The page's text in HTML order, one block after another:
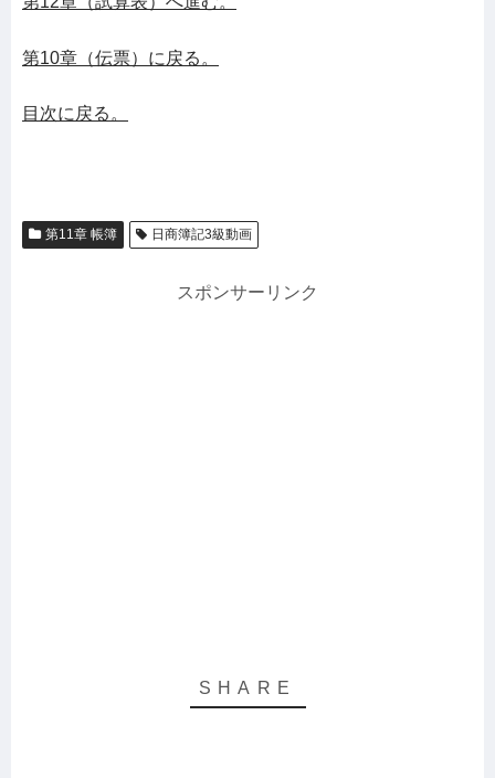
第10章（伝票）に戻る。
目次に戻る。
第11章 帳簿 日商簿記3級動画
スポンサーリンク